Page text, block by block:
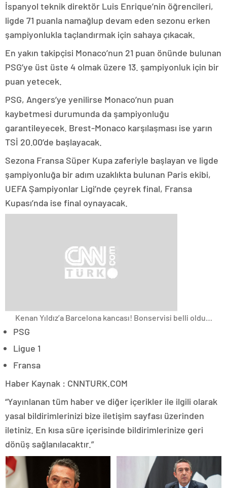
İspanyol teknik direktör Luis Enrique’nin öğrencileri,
ligde 71 puanla namağlup devam eden sezonu erken
şampiyonlukla taçlandırmak için sahaya çıkacak.
En yakın takipçisi Monaco’nun 21 puan önünde bulunan
PSG’ye üst üste 4 olmak üzere 13. şampiyonluk için bir
puan yetecek.
PSG, Angers’ye yenilirse Monaco’nun puan
kaybetmesi durumunda da şampiyonluğu
garantileyecek. Brest-Monaco karşılaşması ise yarın
TSİ 20.00’de başlayacak.
Sezona Fransa Süper Kupa zaferiyle başlayan ve ligde
şampiyonluğa bir adım uzaklıkta bulunan Paris ekibi,
UEFA Şampiyonlar Ligi’nde çeyrek final, Fransa
Kupası’nda ise final oynayacak.
Kenan Yıldız’a Barcelona kancası! Bonservisi belli oldu…
PSG
Ligue 1
Fransa
Haber Kaynak : CNNTURK.COM
“Yayınlanan tüm haber ve diğer içerikler ile ilgili olarak
yasal bildirimlerinizi bize iletişim sayfası üzerinden
iletiniz. En kısa süre içerisinde bildirimlerinize geri
dönüş sağlanılacaktır.”